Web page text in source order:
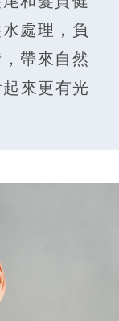
處理，負
帶來自然
來更有光